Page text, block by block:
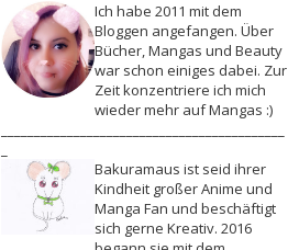
Ich habe 2011 mit dem
Bloggen angefangen. Über
Bücher, Mangas und Beauty
war schon einiges dabei. Zur
Zeit konzentriere ich mich
wieder mehr auf Mangas :)
Bakuramaus ist seid ihrer
Kindheit großer Anime und
Manga Fan und beschäftigt
sich gerne Kreativ. 2016